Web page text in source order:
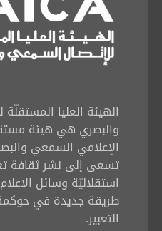
الهيئة العليا
والبصري هي هيئة
الإعلامي السمعي
تسعى إلى نشر ثقافة
استقلاليّة وسائل
طريقة جديدة في حوكمة
التعبير.